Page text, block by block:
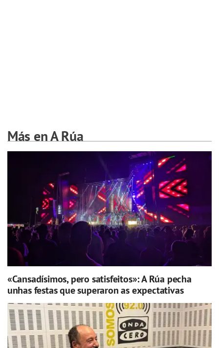
Más en A Rúa
«Cansadísimos, pero satisfeitos»: A Rúa pecha
unhas festas que superaron as expectativas